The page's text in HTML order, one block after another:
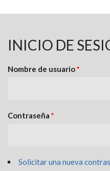
INICIO DE
Nombre de usuario*
Contraseña *
Solicitar una nueva